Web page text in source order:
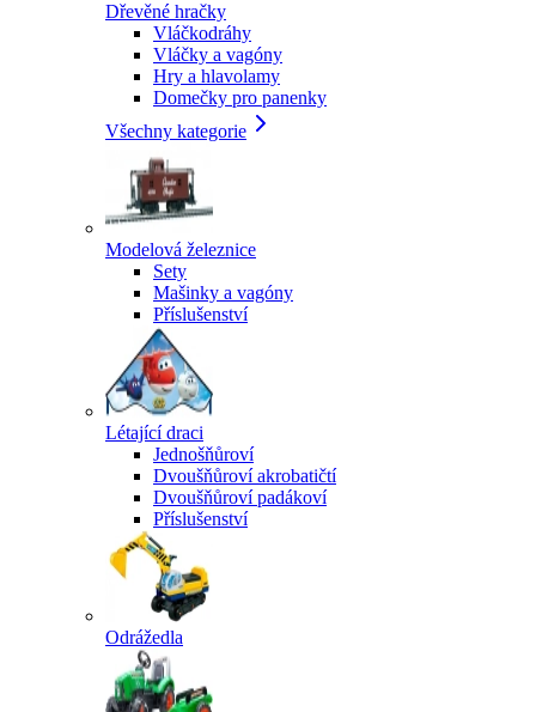
Dřevěné hračky
Vláčkodráhy
Vláčky a vagóny
Hry a hlavolamy
Domečky pro panenky
Všechny kategorie
Modelová železnice
Sety
Mašinky a vagóny
Příslušenství
Létající draci
Jednošňůroví
Dvoušňůroví akrobatičtí
Dvoušňůroví padákoví
Příslušenství
Odrážedla